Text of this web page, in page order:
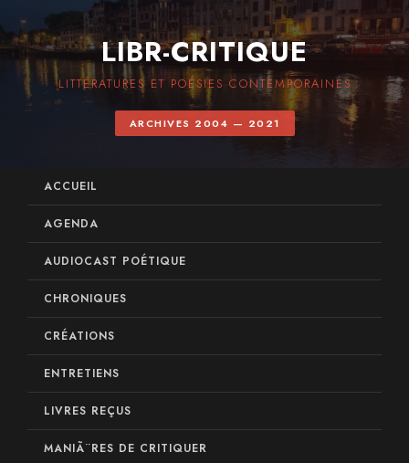
LIBR-CRITIQUE
LITTÉRATURES ET POÉSIES CONTEMPORAINES
ARCHIVES 2004 — 2021
ACCUEIL
AGENDA
AUDIOCAST POÉTIQUE
CHRONIQUES
CRÉATIONS
ENTRETIENS
LIVRES REÇUS
MANIÃ¨RES DE CRITIQUER